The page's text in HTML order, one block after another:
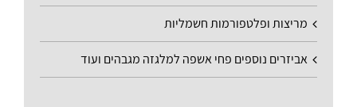
מריצות ופלטפורמות חשמליות
אביזרים נוספים פחי אשפה למלגזה מגבהים ועוד